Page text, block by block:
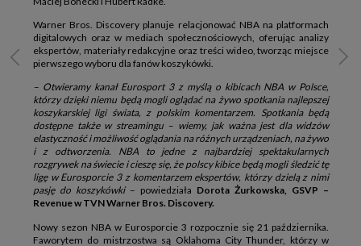
Warner Bros. Discovery planuje relacjonować NBA na platformach
digitalowych oraz w mediach społecznościowych, oferując analizy
ekspertów, materiały redakcyjne oraz treści wideo, tworząc miejsce
pierwszego wyboru dla fanów koszykówki.
– Otwieramy kanał Eurosport 3 z myślą o kibicach NBA w Polsce,
którzy dzięki niemu będą mogli oglądać na żywo spotkania najlepszej
koszykarskiej ligi świata, z polskim komentarzem. Spotkania będą
dostępne także w streamingu – wiemy, jak ważna jest dla widzów
elastyczność i możliwość oglądania na różnych urządzeniach, na żywo
i z odtworzenia. NBA to jedne z najbardziej spektakularnych
rozgrywek na świecie i cieszę się, że polscy kibice będą mogli śledzić tę
ligę w Eurosporcie 3 z komentarzem ekspertów, którzy dzielą z nimi
pasję do koszykówki– powiedziała Dorota Żurkowska, GSVP –
Revenue w TVN Warner Bros. Discovery.
Nowy sezon NBA w Eurosporcie 3 rozpocznie się 21 października.
Faworytem do mistrzostwa są Oklahoma City Thunder, którzy w